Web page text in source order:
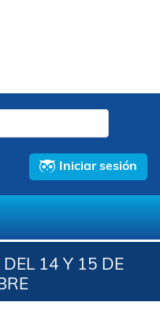
Iniciar sesión
DEL 14 Y 15 DE